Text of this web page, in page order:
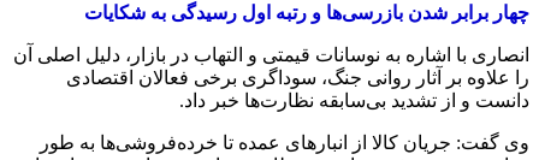
چهار برابر شدن بازرسی‌ها و رتبه اول رسیدگی به شکایات
انصاری با اشاره به نوسانات قیمتی و التهاب در بازار، دلیل اصلی آن
را علاوه بر آثار روانی جنگ، سوداگری برخی فعالان اقتصادی
دانست و از تشدید بی‌سابقه نظارت‌ها خبر داد.
وی گفت: جریان کالا از انبارهای عمده تا خرده‌فروشی‌ها به طور